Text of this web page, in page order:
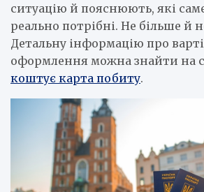
ситуацію й пояснюють, які
реально потрібні. Не більше й
Детальну інформацію про
оформлення можна знайти на
коштує карта побиту.